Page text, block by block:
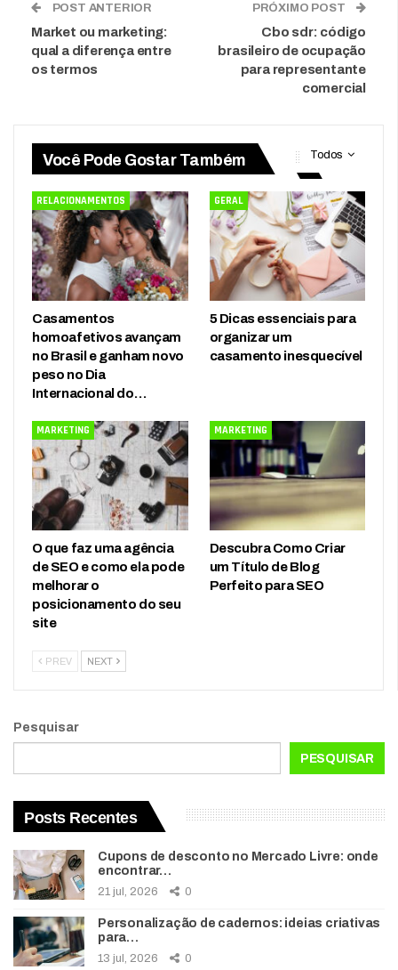
POST ANTERIOR
Market ou marketing:
qual a diferença entre
os termos
PRÓXIMO POST
Cbo sdr: código
brasileiro de ocupação
para representante
comercial
Todos
Você Pode Gostar Também
RELACIONAMENTOS
Casamentos
homoafetivos avançam
no Brasil e ganham novo
peso no Dia
Internacional do…
GERAL
5 Dicas essenciais para
organizar um
casamento inesquecível
MARKETING
O que faz uma agência
de SEO e como ela pode
melhorar o
posicionamento do seu
site
MARKETING
Descubra Como Criar
um Título de Blog
Perfeito para SEO
PREV NEXT
Pesquisar
PESQUISAR
Posts Recentes
Cupons de desconto no Mercado Livre: onde
encontrar…
21 jul, 2026 0
Personalização de cadernos: ideias criativas
para…
13 jul, 2026 0